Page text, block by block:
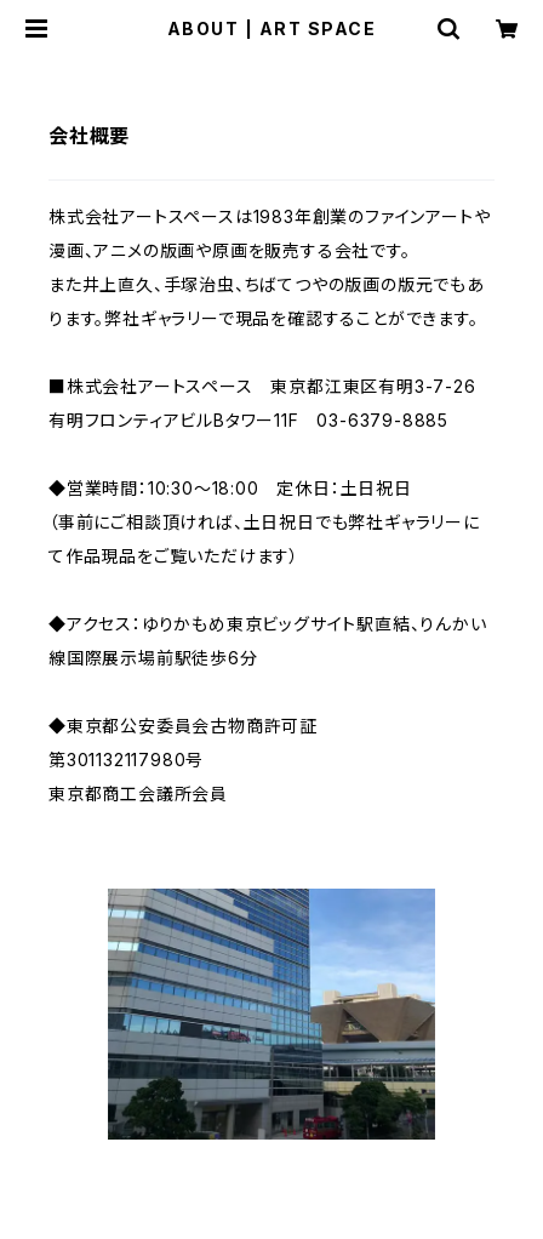
ABOUT | ART SPACE
会社概要
株式会社アートスペースは1983年創業のファインアートや
漫画、アニメの版画や原画を販売する会社です。
また井上直久、手塚治虫、ちばてつやの版画の版元でもあ
ります。弊社ギャラリーで現品を確認することができます。
■株式会社アートスペース 東京都江東区有明3-7-26
有明フロンティアビルBタワー11F 03-6379-8885
◆営業時間：10:30～18:00 定休日：土日祝日
（事前にご相談頂ければ、土日祝日でも弊社ギャラリーに
て作品現品をご覧いただけます）
◆アクセス：ゆりかもめ東京ビッグサイト駅直結、りんかい
線国際展示場前駅徒歩6分
◆東京都公安委員会古物商許可証
第301132117980号
東京都商工会議所会員